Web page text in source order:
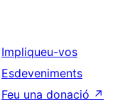
Impliqueu-vos
Esdeveniments
Feu una donació ↗